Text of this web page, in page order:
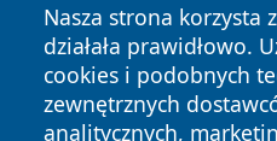
Nasza strona korzysta
działała prawidłowo.
cookies i podobnych
zewnętrznych
analitycznych,
Copyright © 2026
zastrzeżone.